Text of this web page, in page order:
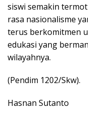
siswi semakin
rasa nasionalisme
terus berkomitmen
edukasi yang
wilayahnya.
(Pendim 1202/Skw).
Hasnan Sutanto